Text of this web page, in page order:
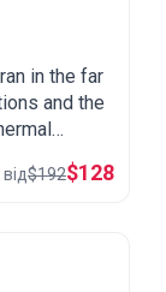
in the far
and the
від$192$128